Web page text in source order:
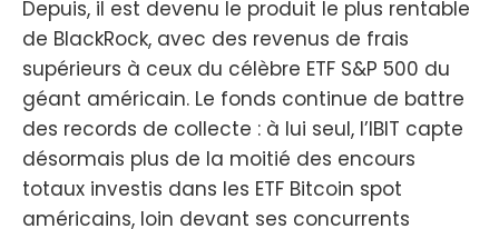
Depuis, il est devenu le produit le plus rentable
de BlackRock, avec des revenus de frais
supérieurs à ceux du célèbre ETF S&P 500 du
géant américain. Le fonds continue de battre
des records de collecte : à lui seul, l’IBIT capte
désormais plus de la moitié des encours
totaux investis dans les ETF Bitcoin spot
américains, loin devant ses concurrents